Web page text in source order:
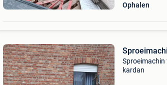
Ophalen
kardan